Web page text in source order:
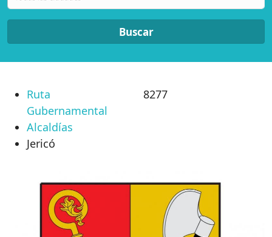
Buscar
Ruta
Gubernamental
Alcaldías
Jericó
8277